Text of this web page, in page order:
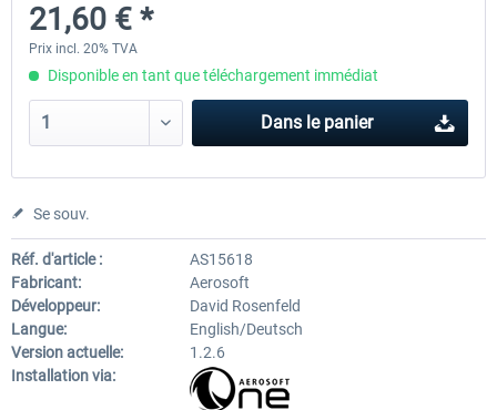
10,03 € *
21,60 € *
Prix incl. 20% TVA
Disponible en tant que téléchargement immédiat
Dans le panier
Se souv.
Réf. d'article :
AS15618
Fabricant:
Aerosoft
Développeur:
David Rosenfeld
Langue:
English/Deutsch
Version actuelle:
1.2.6
Installation via: